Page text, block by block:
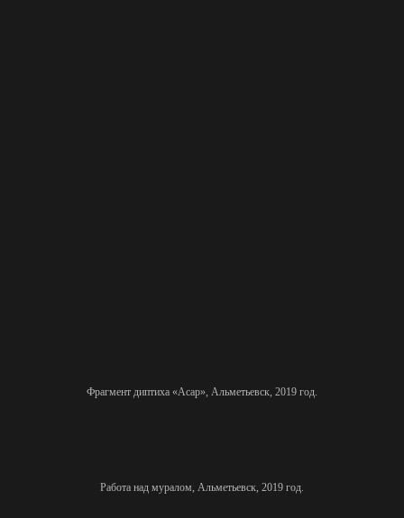
Фрагмент диптиха «Асар», Альметьевск, 2019 год.
Работа над муралом, Альметьевск, 2019 год.